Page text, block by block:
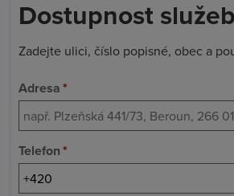
Dostupnost služeb
Zadejte ulici, číslo popisné, obec a
Adresa*
Telefon*